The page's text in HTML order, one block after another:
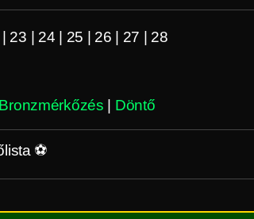
23 24 25 26 27 28
Bronzmérkőzés Döntő
⚽